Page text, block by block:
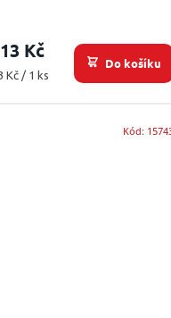
Kč
Kč / 1 ks
Do košíku
Kód: